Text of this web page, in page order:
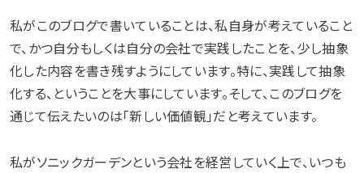
私がこのブログで書いていることは、私自身が考えていること
で、かつ自分もしくは自分の会社で実践したことを、少し抽象
化した内容を書き残すようにしています。特に、実践して抽象
化する、ということを大事にしています。そして、このブログを
通じて伝えたいのは「新しい価値観」だと考えています。
私がソニックガーデンという会社を経営していく上で、いつも